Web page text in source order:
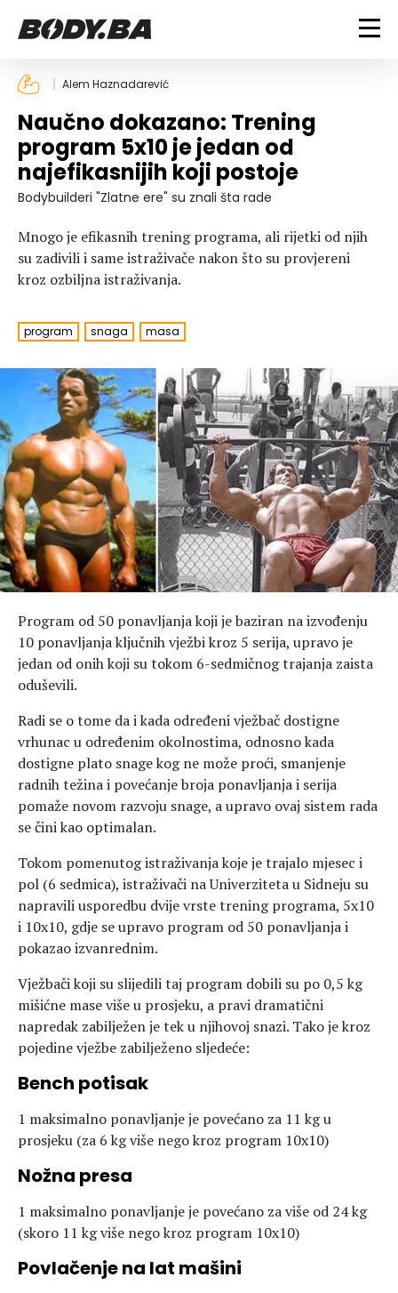
FITNESS
Vježbanje
Mršanje
Discipline
Indoor & Outdoor
BODYBUILDING
Trening i vježbe
Takmičarski bodybuilding
Ostalo
ISHRANA
Nutricionizam
Recepti
Suplementi
Tablica kalorija
ZDRAVLJE
Um i tijelo
Povrede i bolesti
Lifestyle
Trudnice
LIFESTYLE
Bodybuilding
Fitness
Ishrana
Zdravlje
Hedonizam
VODA
MAGAZIN
Njega nje
Njega njega
Šminka
Tehnologija
KALORIJE
Alem Haznadarević
Naučno dokazano: Trening
program 5x10 je jedan od
najefikasnijih koji postoje
Bodybuilderi "Zlatne ere" su znali šta rade
Mnogo je efikasnih trening programa, ali rijetki od njih
su zadivili i same istraživače nakon što su provjereni
kroz ozbiljna istraživanja.
program snaga masa
Program od 50 ponavljanja koji je baziran na izvođenju
10 ponavljanja ključnih vježbi kroz 5 serija, upravo je
jedan od onih koji su tokom 6-sedmičnog trajanja zaista
oduševili.
Radi se o tome da i kada određeni vježbač dostigne
vrhunac u određenim okolnostima, odnosno kada
dostigne plato snage kog ne može proći, smanjenje
radnih težina i povećanje broja ponavljanja i serija
pomaže novom razvoju snage, a upravo ovaj sistem rada
se čini kao optimalan.
Tokom pomenutog istraživanja koje je trajalo mjesec i
pol (6 sedmica), istraživači na Univerziteta u Sidneju su
napravili usporedbu dvije vrste trening programa, 5x10
i 10x10, gdje se upravo program od 50 ponavljanja i
pokazao izvanrednim.
Vježbači koji su slijedili taj program dobili su po 0,5 kg
mišićne mase više u prosjeku, a pravi dramatični
napredak zabilježen je tek u njihovoj snazi. Tako je kroz
pojedine vježbe zabilježeno sljedeće:
Bench potisak
1 maksimalno ponavljanje je povećano za 11 kg u
prosjeku (za 6 kg više nego kroz program 10x10)
Nožna presa
1 maksimalno ponavljanje je povećano za više od 24 kg
(skoro 11 kg više nego kroz program 10x10)
Povlačenje na lat mašini